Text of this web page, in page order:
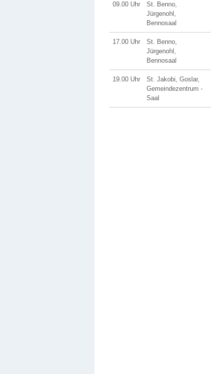
09.00 Uhr
St. Benno,
Jürgenohl,
Bennosaal
17.00 Uhr
St. Benno,
Jürgenohl,
Bennosaal
19.00 Uhr
St. Jakobi, Goslar,
Gemeindezentrum -
Saal